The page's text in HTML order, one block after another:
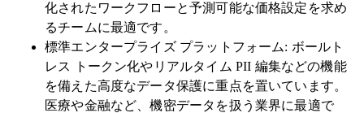
化されたワークフローと予測可能な価格設定を求め
るチームに最適です。
標準エンタープライズ プラットフォーム: ボールト
レス トークン化やリアルタイム PII 編集などの機能
を備えた高度なデータ保護に重点を置いています。
医療や金融など、機密データを扱う業界に最適で